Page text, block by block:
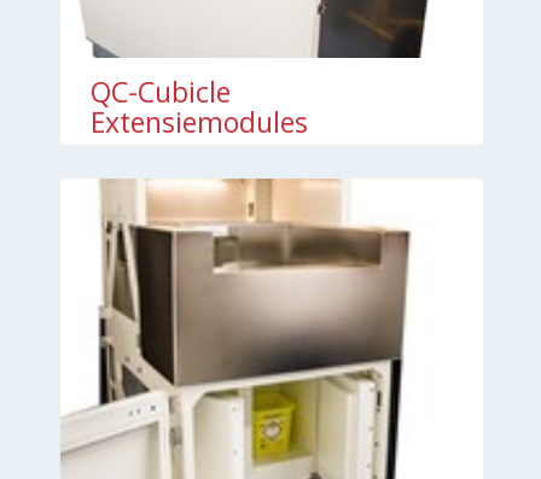
QC-Cubicle
Extensiemodules